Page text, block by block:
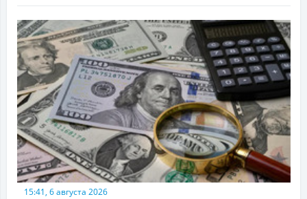
15:41, 6 августа 2026